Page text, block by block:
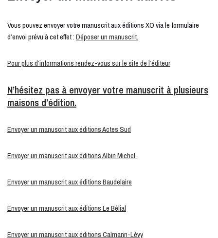
Vous pouvez envoyer votre manuscrit aux éditions XO via le formulaire
d’envoi prévu à cet effet :Déposer un manuscrit.
Pour plus d’informations rendez-vous sur le site de l’éditeur
N’hésitez pas à envoyer votre manuscrit à plusieurs
maisons d’édition.
Envoyer un manuscrit aux éditions Actes Sud
Envoyer un manuscrit aux éditions Albin Michel
Envoyer un manuscrit aux éditions Baudelaire
Envoyer un manuscrit aux éditions Le Bélial
Envoyer un manuscrit aux éditions Calmann-Lévy